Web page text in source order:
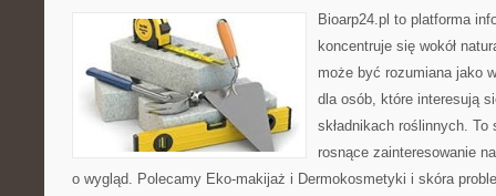
Bioarp24.pl to platforma
koncentruje się wokół
może być rozumiana jako
dla osób, które interesują
składnikach roślinnych.
rosnące zainteresowanie
o wygląd. Polecamy Eko-makijaż i Dermokosmetyki i skóra